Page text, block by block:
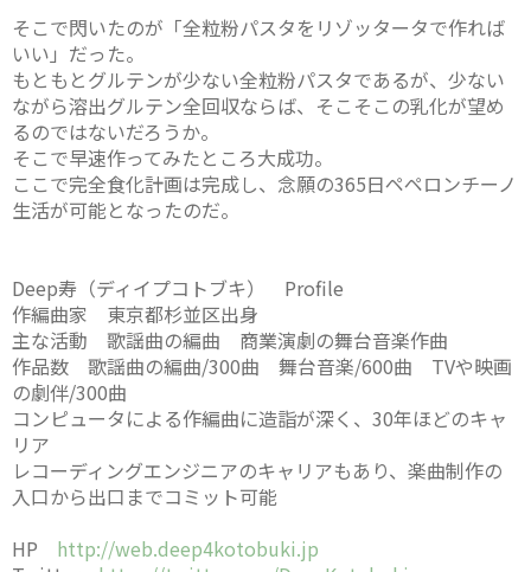
そこで閃いたのが「全粒粉パスタをリゾッタータで作れば
いい」だった。
もともとグルテンが少ない全粒粉パスタであるが、少ない
ながら溶出グルテン全回収ならば、そこそこの乳化が望め
るのではないだろうか。
そこで早速作ってみたところ大成功。
ここで完全食化計画は完成し、念願の365日ペペロンチーノ
生活が可能となったのだ。
Deep寿（ディイプコトブキ） Profile
作編曲家 東京都杉並区出身
主な活動 歌謡曲の編曲 商業演劇の舞台音楽作曲
作品数 歌謡曲の編曲/300曲 舞台音楽/600曲 TVや映画
の劇伴/300曲
コンピュータによる作編曲に造詣が深く、30年ほどのキャ
リア
レコーディングエンジニアのキャリアもあり、楽曲制作の
入口から出口までコミット可能
HP http://web.deep4kotobuki.jp